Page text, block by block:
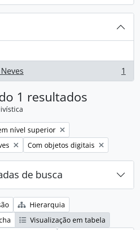
1
1 resultados
nível superior
Remover filtro:
Com objetos digitais
de busca
Hierarquia
Visualização em tabela